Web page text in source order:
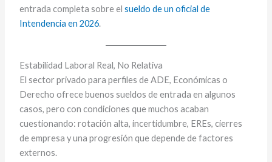
entrada completa sobre el sueldo de un oficial de
Intendencia en 2026.
Estabilidad Laboral Real, No Relativa
El sector privado para perfiles de ADE, Económicas o
Derecho ofrece buenos sueldos de entrada en algunos
casos, pero con condiciones que muchos acaban
cuestionando: rotación alta, incertidumbre, EREs, cierres
de empresa y una progresión que depende de factores
externos.